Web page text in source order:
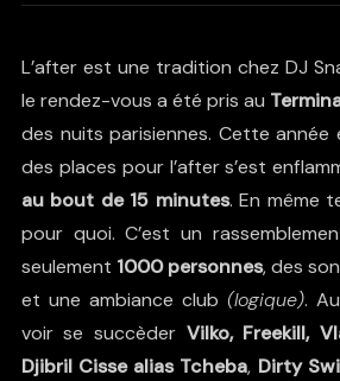
L’after est une tradition chez DJ
le rendez-vous a été pris au
des nuits parisiennes. Cette année
des places pour l’after s’est
au bout de 15 minutes. En même
pour quoi. C’est un
seulement 1000 personnes, des
et une ambiance club (logique).
voir se succèder Vilko, Freekill,
Djibril Cisse alias Tcheba, Dirty